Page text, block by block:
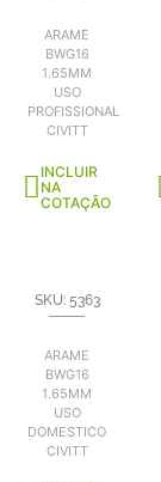
ARAME
BWG16
1.65MM
USO
PROFISSIONAL
CIVITT
INCLUIR
NA
COTAÇÃO
SKU: 5363
ARAME
BWG16
1.65MM
USO
DOMESTICO
CIVITT